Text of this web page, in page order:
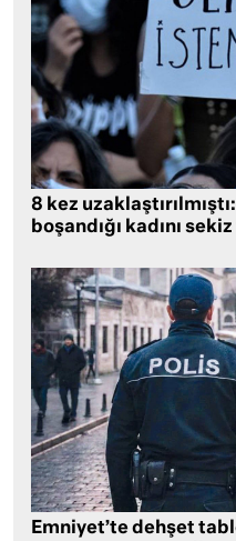
8 kez
boşandığı kadını
Emniyet’te dehşet